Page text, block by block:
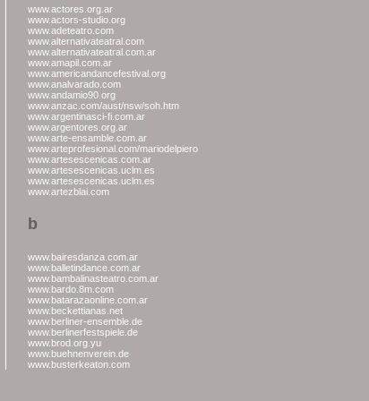
www.actores.org.ar
www.actors-studio.org
www.adeteatro.com
www.alternativateatral.com
www.alternativateatral.com.ar
www.amapil.com.ar
www.americandancefestival.org
www.analvarado.com
www.andamio90.org
www.anzac.com/aust/nsw/soh.htm
www.argentinasci-fi.com.ar
www.argentores.org.ar
www.arte-ensamble.com.ar
www.arteprofesional.com/mariodelpiero
www.artesescenicas.com.ar
www.artesescenicas.uclm.es
www.artesescenicas.uclm.es
www.artezblai.com
b
www.bairesdanza.com.ar
www.balletindance.com.ar
www.bambalinasteatro.com.ar
www.bardo.8m.com
www.batarazaonline.com.ar
www.beckettianas.net
www.berliner-ensemble.de
www.berlinerfestspiele.de
www.brod.org.yu
www.buehnenverein.de
www.busterkeaton.com